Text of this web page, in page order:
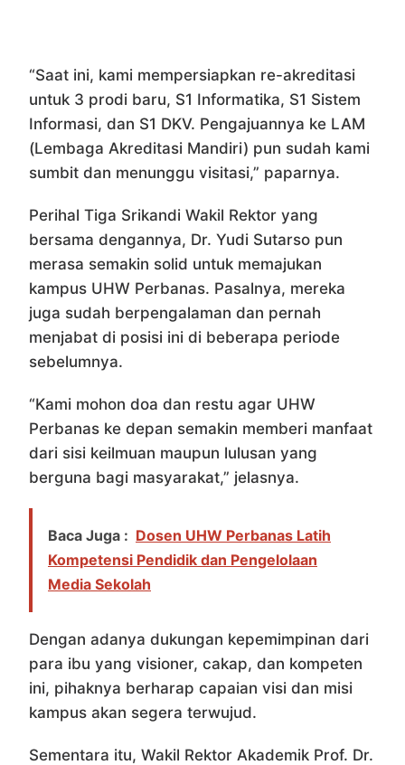
“Saat ini, kami mempersiapkan re-akreditasi
untuk 3 prodi baru, S1 Informatika, S1 Sistem
Informasi, dan S1 DKV. Pengajuannya ke LAM
(Lembaga Akreditasi Mandiri) pun sudah kami
sumbit dan menunggu visitasi,” paparnya.
Perihal Tiga Srikandi Wakil Rektor yang
bersama dengannya, Dr. Yudi Sutarso pun
merasa semakin solid untuk memajukan
kampus UHW Perbanas. Pasalnya, mereka
juga sudah berpengalaman dan pernah
menjabat di posisi ini di beberapa periode
sebelumnya.
“Kami mohon doa dan restu agar UHW
Perbanas ke depan semakin memberi manfaat
dari sisi keilmuan maupun lulusan yang
berguna bagi masyarakat,” jelasnya.
Baca Juga : Dosen UHW Perbanas Latih
Kompetensi Pendidik dan Pengelolaan
Media Sekolah
Dengan adanya dukungan kepemimpinan dari
para ibu yang visioner, cakap, dan kompeten
ini, pihaknya berharap capaian visi dan misi
kampus akan segera terwujud.
Sementara itu, Wakil Rektor Akademik Prof. Dr.